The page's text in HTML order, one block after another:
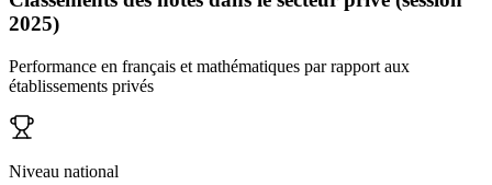
2025)
Performance en français et mathématiques par rapport aux
établissements privés
Niveau national